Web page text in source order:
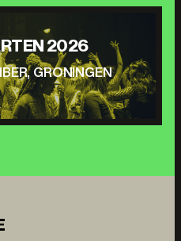
2026
GRONINGEN